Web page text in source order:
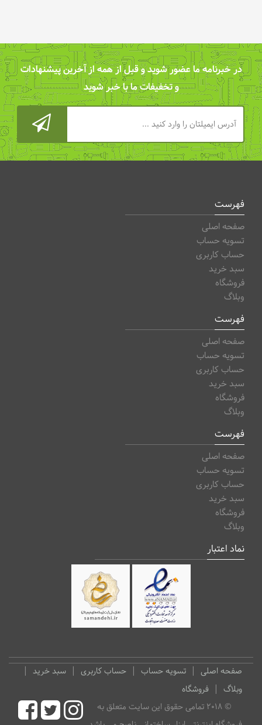
در خبرنامه ما عضور شوید و قبل از همه از آخرین پیشنهادات
و تخفیفات ما با خبر شوید
فهرست
صفحه اصلی
تسویه حساب
حساب کاربری
سبد خرید
فروشگاه
وبلاگ
فهرست
صفحه اصلی
تسویه حساب
حساب کاربری
سبد خرید
فروشگاه
وبلاگ
فهرست
صفحه اصلی
تسویه حساب
حساب کاربری
سبد خرید
فروشگاه
وبلاگ
نماد اعتبار
صفحه اصلی تسویه حساب حساب کاربری
سبد خرید
وبلاگ
فروشگاه
© 2018 تمامی حقوق این سایت متعلق به